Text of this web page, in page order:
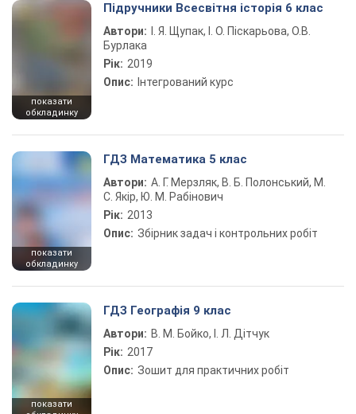
показати
обкладинку
Підручники Всесвітня історія 6 клас
Автори:
І. Я. Щупак, І. О. Піскарьова, О.В.
Бурлака
Рік: 2019
Опис: Інтегрований курс
показати
обкладинку
ГДЗ Математика 5 клас
Автори: А. Г. Мерзляк, В. Б. Полонський, М.
С. Якір, Ю. М. Рабінович
Рік: 2013
Опис: Збірник задач і контрольних робіт
показати
ГДЗ Географія 9 клас
Автори: В. М. Бойко, І. Л. Дітчук
Рік: 2017
Опис: Зошит для практичних робіт